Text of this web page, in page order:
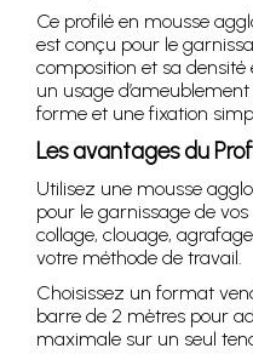
Ce profilé en mousse
est conçu pour le
composition et sa
un usage
forme et une fixation
Les avantages du
Utilisez une mousse
pour le garnissage de
collage, clouage,
votre méthode de travail.
Choisissez un format
barre de 2 mètres pour
maximale sur un seul